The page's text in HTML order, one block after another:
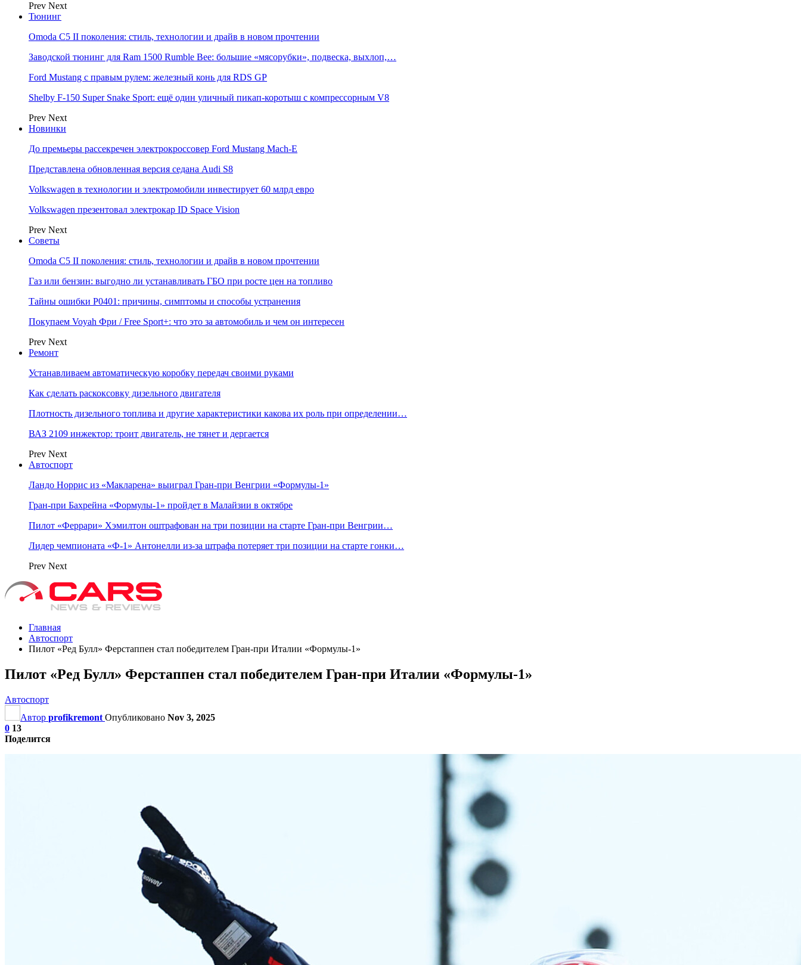
Prev Next
Тюнинг
Omoda C5 II поколения: стиль, технологии и драйв в новом прочтении
Заводской тюнинг для Ram 1500 Rumble Bee: большие «мясорубки», подвеска, выхлоп,…
Ford Mustang с правым рулем: железный конь для RDS GP
Shelby F-150 Super Snake Sport: ещё один уличный пикап-коротыш с компрессорным V8
Prev Next
Новинки
До премьеры рассекречен электрокроссовер Ford Mustang Mach-E
Представлена обновленная версия седана Audi S8
Volkswagen в технологии и электромобили инвестирует 60 млрд евро
Volkswagen презентовал электрокар ID Space Vision
Prev Next
Советы
Omoda C5 II поколения: стиль, технологии и драйв в новом прочтении
Газ или бензин: выгодно ли устанавливать ГБО при росте цен на топливо
Тайны ошибки P0401: причины, симптомы и способы устранения
Покупаем Voyah Фри / Free Sport+: что это за автомобиль и чем он интересен
Prev Next
Ремонт
Устанавливаем автоматическую коробку передач своими руками
Как сделать раскоксовку дизельного двигателя
Плотность дизельного топлива и другие характеристики какова их роль при определении…
ВАЗ 2109 инжектор: троит двигатель, не тянет и дергается
Prev Next
Автоспорт
Ландо Норрис из «Макларена» выиграл Гран‑при Венгрии «Формулы‑1»
Гран‑при Бахрейна «Формулы‑1» пройдет в Малайзии в октябре
Пилот «Феррари» Хэмилтон оштрафован на три позиции на старте Гран‑при Венгрии…
Лидер чемпионата «Ф‑1» Антонелли из‑за штрафа потеряет три позиции на старте гонки…
Prev Next
Главная
Автоспорт
Пилот «Ред Булл» Ферстаппен стал победителем Гран‑при Италии «Формулы‑1»
Пилот «Ред Булл» Ферстаппен стал победителем Гран‑при Италии «Формулы‑1»
Автоспорт
Автор profikremont Опубликовано Nov 3, 2025
0 13
Поделится